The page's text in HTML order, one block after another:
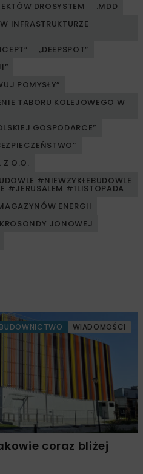
DROSYSTEM
.MDD
INFRASTRUKTURZE
„DEEPSPOT”
POMYSŁY”
TABORU KOLEJOWEGO W
GOSPODARCE”
Z O.O.
#NIEWZYKŁEBUDOWLE
#JERUSALEM #1LISTOPADA
ENERGII
JONOWEJ
BUDOWNICTWO WIADOMOŚCI
coraz bliżej